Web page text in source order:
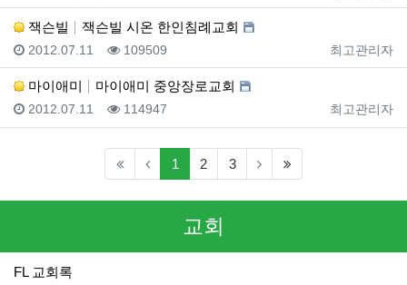
잭슨빌 잭슨빌 시온 한인침례교회
등록자
최고관리자
등록일
2012.07.11 조회
109509
마이애미 마이애미 중앙장로교회
등록자
최고관리자
등록일
2012.07.11 조회
114947
1 (current)
2 3 (last)
교회
FL 교회록